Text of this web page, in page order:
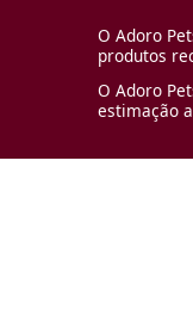
O Adoro
produtos
O Adoro
estimação